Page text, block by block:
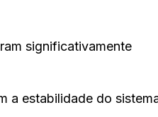
significativamente
a estabilidade do